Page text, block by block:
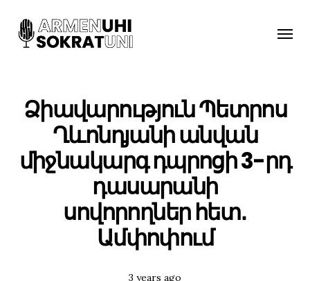
Toggle
Ձիավարություն Պետրոս
Ղևոնդյանի անվան
միջնակարգ դպրոցի 3-րդ
դասարանի
սովորողներ հետ․
Ամփոփում
Posted
3 years ago